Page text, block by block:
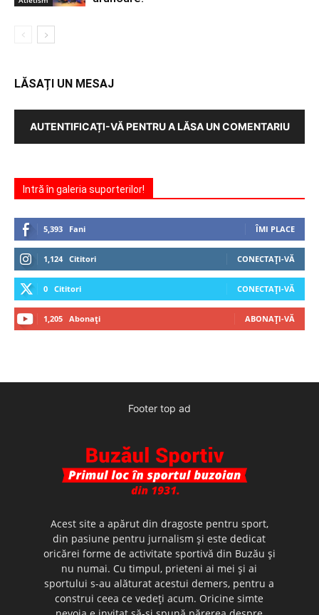
LĂSAȚI UN MESAJ
AUTENTIFICAȚI-VĂ PENTRU A LĂSA UN COMENTARIU
Intră în galeria suporterilor!
5,393 Fani ÎMI PLACE
1,124 Cititori CONECTAȚI-VĂ
0 Cititori CONECTAȚI-VĂ
1,205 Abonați ABONAȚI-VĂ
Footer top ad
Acest site a apărut din dragoste pentru sport,
din pasiune pentru jurnalism şi este dedicat
oricărei forme de activitate sportivă din Buzău şi
nu numai. Cu timpul, prieteni ai mei şi ai
sportului s-au alăturat acestui demers, pentru a
construi ceea ce vedeţi acum. Oricine simte